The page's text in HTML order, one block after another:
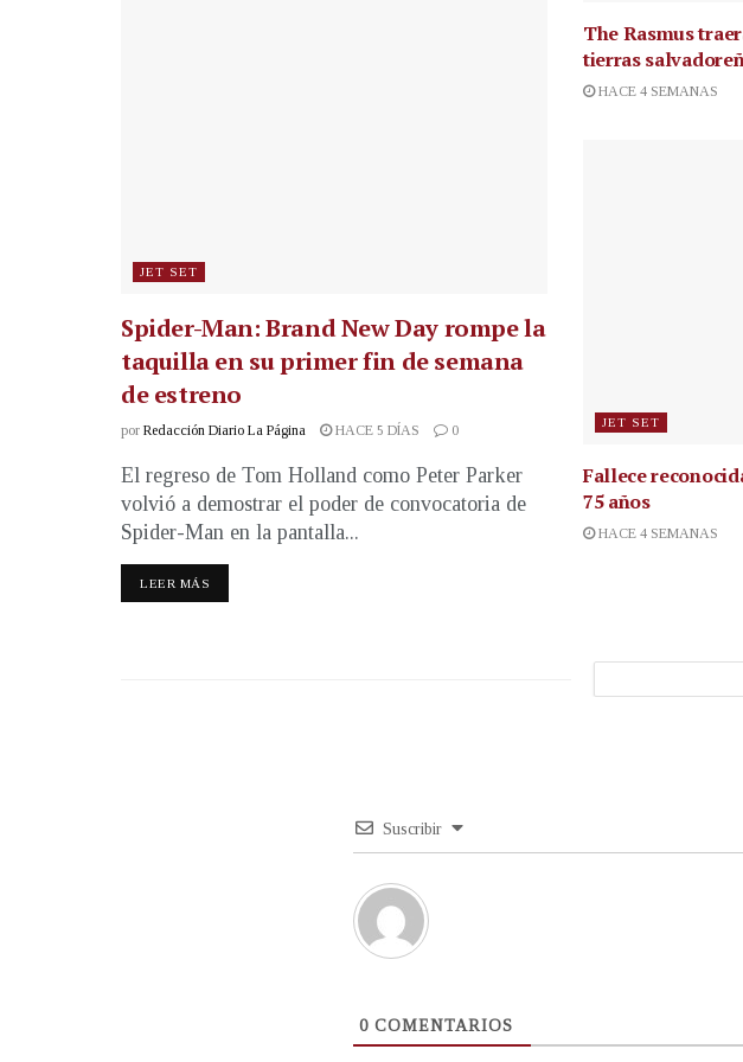
JET SET
Spider-Man: Brand New Day rompe la
taquilla en su primer fin de semana
de estreno
por Redacción Diario La Página HACE 5 DÍAS 0
El regreso de Tom Holland como Peter Parker
volvió a demostrar el poder de convocatoria de
Spider-Man en la pantalla...
LEER MÁS
The Rasmus
tierras
HACE 4 SEMANAS
JET SET
Fallece
75 años
HACE 4 SEMANAS
Suscribir
0 COMENTARIOS